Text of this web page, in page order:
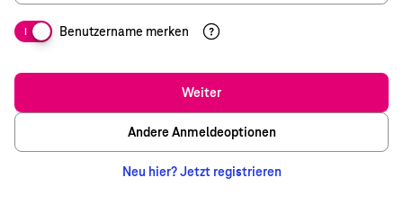
I Benutzername merken
Weiter
Andere Anmeldeoptionen
Neu hier? Jetzt registrieren